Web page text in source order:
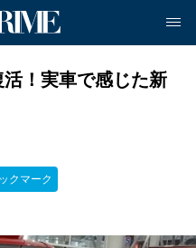
！実車で感じた新
クマーク